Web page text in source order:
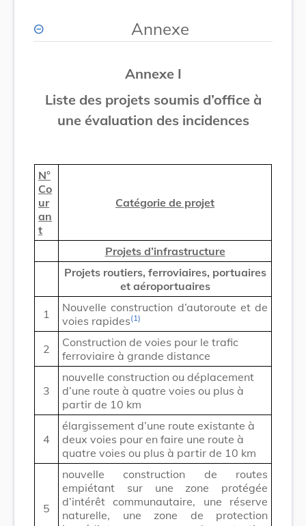
Annexe
Annexe I
Liste des projets soumis d’office à
une évaluation des incidences
N°
Co
ur
an
t
Catégorie de projet
Projets d’infrastructure
Projets routiers, ferroviaires, portuaires
et aéroportuaires
1
Nouvelle construction d’autoroute et de
voies rapides(1)
2
Construction de voies pour le trafic
ferroviaire à grande distance
3
nouvelle construction ou déplacement
d’une route à quatre voies ou plus à
partir de 10 km
4
élargissement d’une route existante à
deux voies pour en faire une route à
quatre voies ou plus à partir de 10 km
5
nouvelle construction de routes
empiétant sur une zone protégée
d’intérêt communautaire, une réserve
naturelle, une zone de protection